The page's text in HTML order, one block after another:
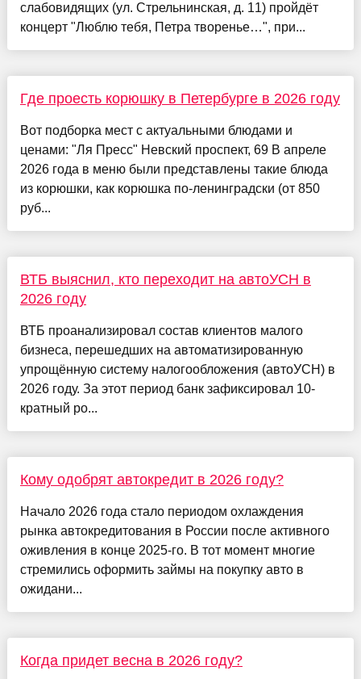
слабовидящих (ул. Стрельнинская, д. 11) пройдёт
концерт "Люблю тебя, Петра творенье…", при...
Где проесть корюшку в Петербурге в 2026 году
Вот подборка мест с актуальными блюдами и
ценами: "Ля Пресс" Невский проспект, 69 В апреле
2026 года в меню были представлены такие блюда
из корюшки, как корюшка по-ленинградски (от 850
руб...
ВТБ выяснил, кто переходит на автоУСН в
2026 году
ВТБ проанализировал состав клиентов малого
бизнеса, перешедших на автоматизированную
упрощённую систему налогообложения (автоУСН) в
2026 году. За этот период банк зафиксировал 10-
кратный ро...
Кому одобрят автокредит в 2026 году?
Начало 2026 года стало периодом охлаждения
рынка автокредитования в России после активного
оживления в конце 2025-го. В тот момент многие
стремились оформить займы на покупку авто в
ожидани...
Когда придет весна в 2026 году?